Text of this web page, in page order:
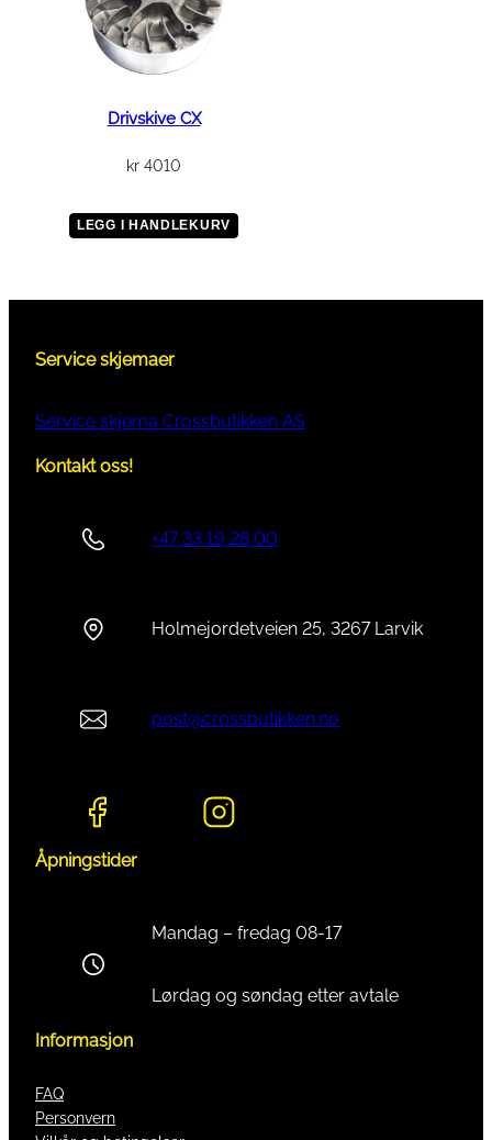
Drivskive CX
kr 4010
LEGG I HANDLEKURV
Service skjemaer
Service skjema Crossbutikken AS
Kontakt oss!
+47 33 19 28 00
Holmejordetveien 25, 3267 Larvik
post@crossbutikken.no
Åpningstider
Mandag – fredag 08-17
Lørdag og søndag etter avtale
Informasjon
FAQ
Personvern